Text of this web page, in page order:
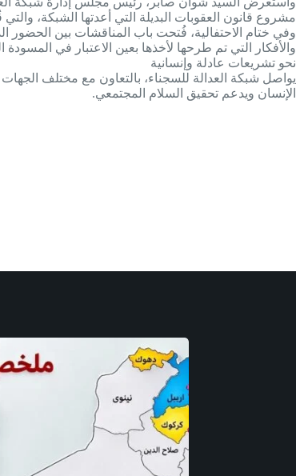
مشروع قانون العقوبات البديلة التي أعدتها الشبكة،
وفي ختام الاحتفالية، فُتحت باب المناقشات بين
والأفكار التي تم طرحها لأخذها بعين الاعتبار في المسودة
نحو تشريعات عادلة وإنسانية
يواصل شبكة العدالة للسجناء، بالتعاون مع مختلف
الإنسان ويدعم تحقيق السلام المجتمعي.